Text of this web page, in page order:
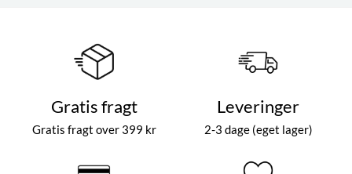
Gratis fragt
Gratis fragt over 399 kr
Leveringer
2-3 dage (eget lager)